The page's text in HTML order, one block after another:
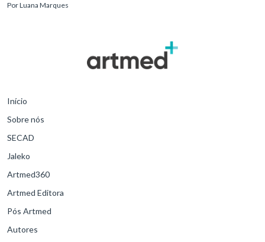
necessidades d
PorLuana Marques
Início
Sobre nós
SECAD
Jaleko
Artmed360
Artmed Editora
Pós Artmed
Autores